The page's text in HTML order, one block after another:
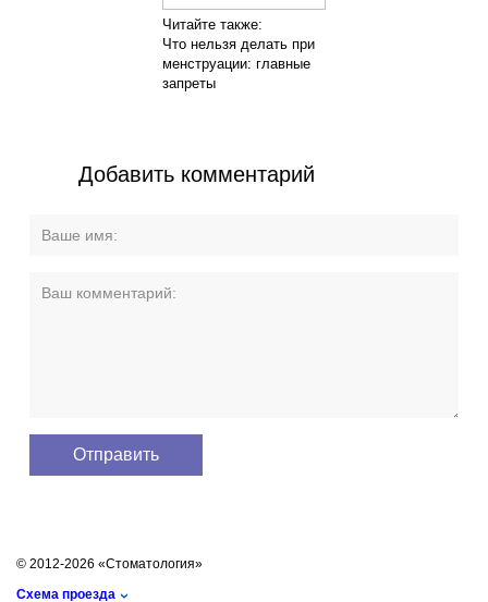
Читайте также:
Что нельзя делать при
менструации: главные
запреты
Добавить комментарий
© 2012-2026 «Стоматология»
Схема проезда